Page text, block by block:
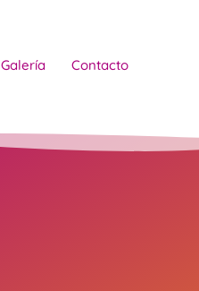
Galería Contacto